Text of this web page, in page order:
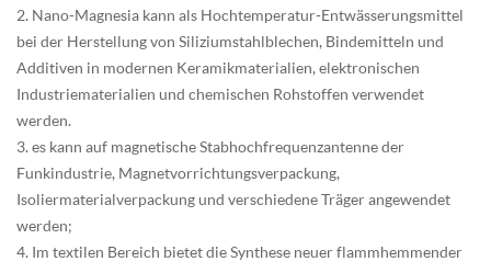
2. Nano-Magnesia kann als Hochtemperatur-Entwässerungsmittel
bei der Herstellung von Siliziumstahlblechen, Bindemitteln und
Additiven in modernen Keramikmaterialien, elektronischen
Industriematerialien und chemischen Rohstoffen verwendet
werden.
3. es kann auf magnetische Stabhochfrequenzantenne der
Funkindustrie, Magnetvorrichtungsverpackung,
Isoliermaterialverpackung und verschiedene Träger angewendet
werden;
4. Im textilen Bereich bietet die Synthese neuer flammhemmender